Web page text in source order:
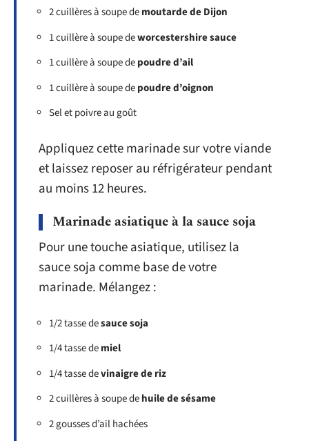
2 cuillères à soupe demoutarde de Dijon
1 cuillère à soupe deworcestershire sauce
1 cuillère à soupe depoudre d’ail
1 cuillère à soupe depoudre d’oignon
Sel et poivre au goût
Appliquez cette marinade sur votre viande
et laissez reposer au réfrigérateur pendant
au moins 12 heures.
Marinade asiatique à la sauce soja
Pour une touche asiatique, utilisez la
sauce soja comme base de votre
marinade. Mélangez :
1/2 tasse desauce soja
1/4 tasse demiel
1/4 tasse devinaigre de riz
2 cuillères à soupe dehuile de sésame
2 gousses d’ail hachées